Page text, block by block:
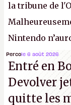
la tribune de
Nintendo
la mort
strike à tour
d'étaler sa
souvenirs
Percole 6 août 2026
Entré en
Devolver
quitte les